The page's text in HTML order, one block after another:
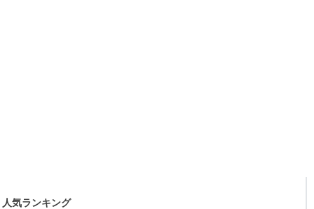
人気ランキング